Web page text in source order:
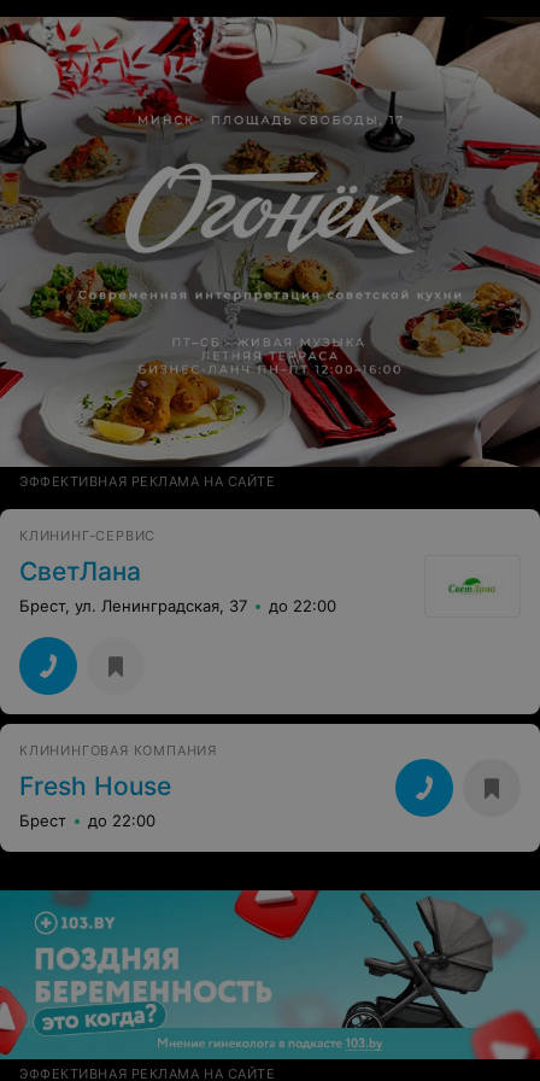
ЭФФЕКТИВНАЯ РЕКЛАМА НА САЙТЕ
КЛИНИНГ-СЕРВИС
СветЛана
Брест, ул. Ленинградская, 37 до 22:00
КЛИНИНГОВАЯ КОМПАНИЯ
Fresh House
Брест до 22:00
ЭФФЕКТИВНАЯ РЕКЛАМА НА САЙТЕ